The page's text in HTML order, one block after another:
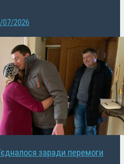
07/2026
заради перемоги